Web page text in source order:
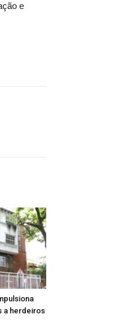
e
a herdeiros